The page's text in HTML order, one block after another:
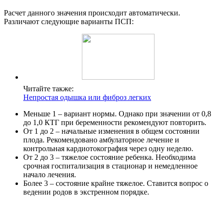
Расчет данного значения происходит автоматически.
Различают следующие варианты ПСП:
Читайте также:
Непростая одышка или фиброз легких
Меньше 1 – вариант нормы. Однако при значении от 0,8
до 1,0 КТГ при беременности рекомендуют повторить.
От 1 до 2 – начальные изменения в общем состоянии
плода. Рекомендовано амбулаторное лечение и
контрольная кардиотокография через одну неделю.
От 2 до 3 – тяжелое состояние ребенка. Необходима
срочная госпитализация в стационар и немедленное
начало лечения.
Более 3 – состояние крайне тяжелое. Ставится вопрос о
ведении родов в экстренном порядке.